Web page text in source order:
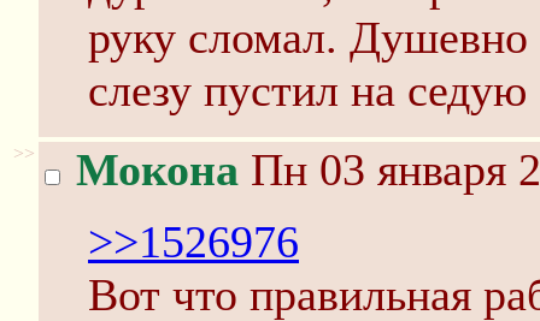
руку сломал. Душевно
слезу пустил на седую
>> Мокона Пн 03 января
>>1526976
Вот что правильная